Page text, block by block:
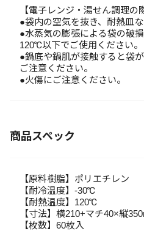
【電子レンジ・湯せん調理の
●袋内の空気を抜き、耐熱皿
●水蒸気の膨張による袋の破
120℃以下でご使用ください。
●鍋底や鍋肌が接触すると袋
ご注意ください。
●火傷にご注意ください。
商品スペック
【原料樹脂】ポリエチレン
【耐冷温度】-30℃
【耐熱温度】120℃
【寸法】横210+マチ40×縦
【枚数】60枚入